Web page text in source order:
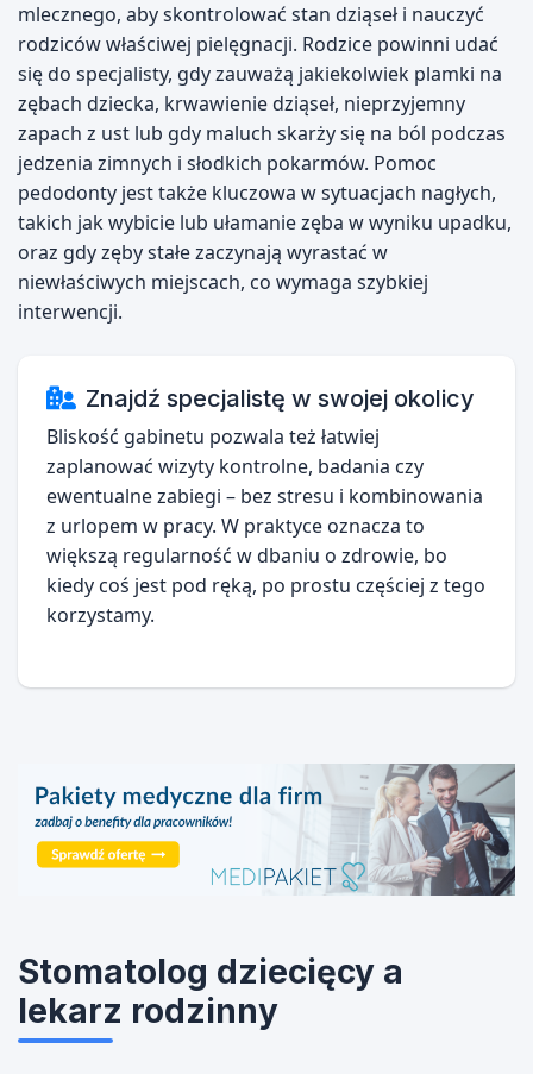
mlecznego, aby skontrolować stan dziąseł i nauczyć
rodziców właściwej pielęgnacji. Rodzice powinni udać
się do specjalisty, gdy zauważą jakiekolwiek plamki na
zębach dziecka, krwawienie dziąseł, nieprzyjemny
zapach z ust lub gdy maluch skarży się na ból podczas
jedzenia zimnych i słodkich pokarmów. Pomoc
pedodonty jest także kluczowa w sytuacjach nagłych,
takich jak wybicie lub ułamanie zęba w wyniku upadku,
oraz gdy zęby stałe zaczynają wyrastać w
niewłaściwych miejscach, co wymaga szybkiej
interwencji.
Znajdź specjalistę w swojej okolicy
Bliskość gabinetu pozwala też łatwiej
zaplanować wizyty kontrolne, badania czy
ewentualne zabiegi – bez stresu i kombinowania
z urlopem w pracy. W praktyce oznacza to
większą regularność w dbaniu o zdrowie, bo
kiedy coś jest pod ręką, po prostu częściej z tego
korzystamy.
Stomatolog dziecięcy a
lekarz rodzinny